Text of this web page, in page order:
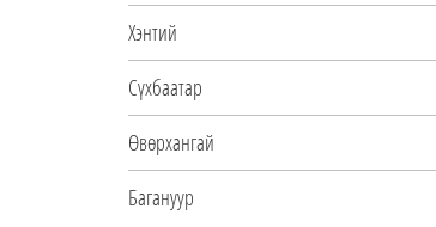
Хэнтий
Сүхбаатар
Өвөрхангай
Багануур